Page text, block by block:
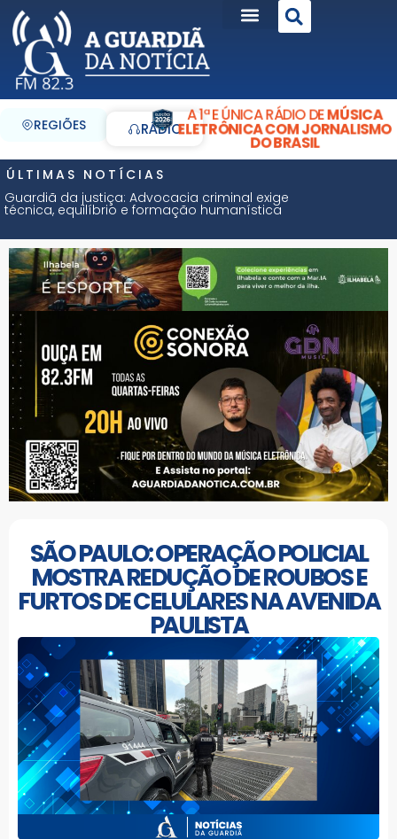
REGIÕES RÁDIO
A 1ª E ÚNICA RÁDIO DEMÚSICA
ELETRÔNICA COM JORNALISMO
DO BRASIL
ÚLTIMAS NOTÍCIAS
Guardiã da justiça: Advocacia criminal exige
técnica, equilíbrio e formação humanística
SÃO PAULO: OPERAÇÃO POLICIAL
MOSTRA REDUÇÃO DE ROUBOS E
FURTOS DE CELULARES NA AVENIDA
PAULISTA